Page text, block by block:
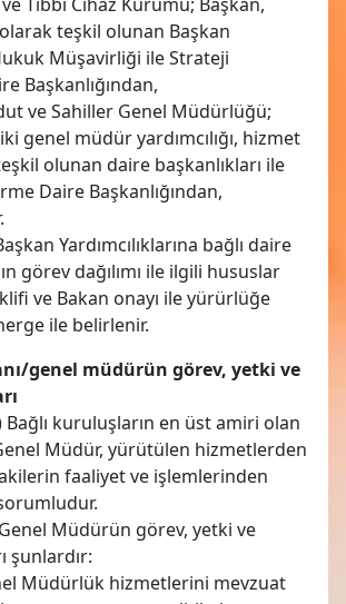
teşkil olunan Başkan
Hukuk Müşavirliği ile Strateji
Başkanlığından,
ve Sahiller Genel Müdürlüğü;
genel müdür yardımcılığı, hizmet
olunan daire başkanlıkları ile
Daire Başkanlığından,
Yardımcılıklarına bağlı daire
görev dağılımı ile ilgili hususlar
ve Bakan onayı ile yürürlüğe
ile belirlenir.
genel müdürün görev, yetki ve
Bağlı kuruluşların en üst amiri olan
Müdür, yürütülen hizmetlerden
faaliyet ve işlemlerinden
Müdürün görev, yetki ve
şunlardır:
Müdürlük hizmetlerini mevzuat